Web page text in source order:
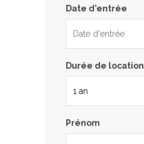
Date d'entrée
Durée de location
Prénom